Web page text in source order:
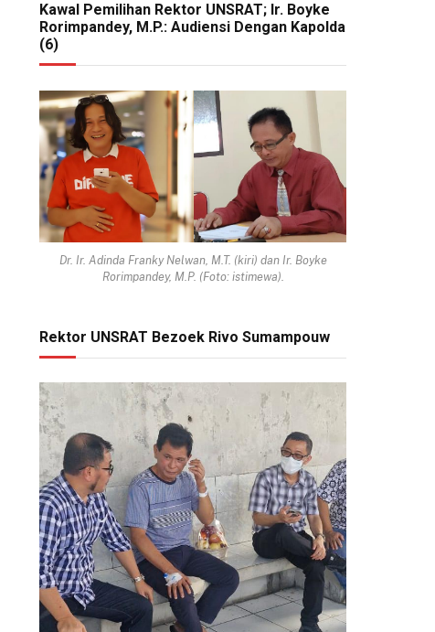
Kawal Pemilihan Rektor UNSRAT; Ir. Boyke
Rorimpandey, M.P.: Audiensi Dengan Kapolda
(6)
Dr. Ir. Adinda Franky Nelwan, M.T. (kiri) dan Ir. Boyke
Rorimpandey, M.P. (Foto: istimewa).
Rektor UNSRAT Bezoek Rivo Sumampouw